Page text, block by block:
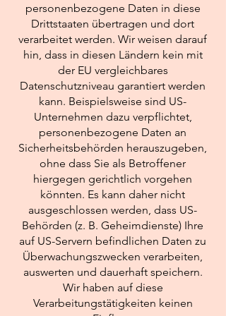
personenbezogene Daten in diese
Drittstaaten übertragen und dort
verarbeitet werden. Wir weisen darauf
hin, dass in diesen Ländern kein mit
der EU vergleichbares
Datenschutzniveau garantiert werden
kann. Beispielsweise sind US-
Unternehmen dazu verpflichtet,
personenbezogene Daten an
Sicherheitsbehörden herauszugeben,
ohne dass Sie als Betroffener
hiergegen gerichtlich vorgehen
könnten. Es kann daher nicht
ausgeschlossen werden, dass US-
Behörden (z. B. Geheimdienste) Ihre
auf US-Servern befindlichen Daten zu
Überwachungszwecken verarbeiten,
auswerten und dauerhaft speichern.
Wir haben auf diese
Verarbeitungstätigkeiten keinen